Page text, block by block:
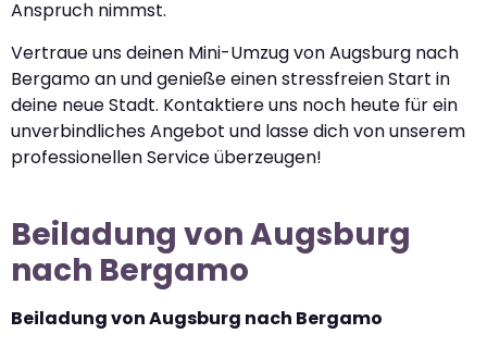
Anspruch nimmst.
Vertraue uns deinen Mini-Umzug von Augsburg nach
Bergamo an und genieße einen stressfreien Start in
deine neue Stadt. Kontaktiere uns noch heute für ein
unverbindliches Angebot und lasse dich von unserem
professionellen Service überzeugen!
Beiladung von Augsburg
nach Bergamo
Beiladung von Augsburg nach Bergamo